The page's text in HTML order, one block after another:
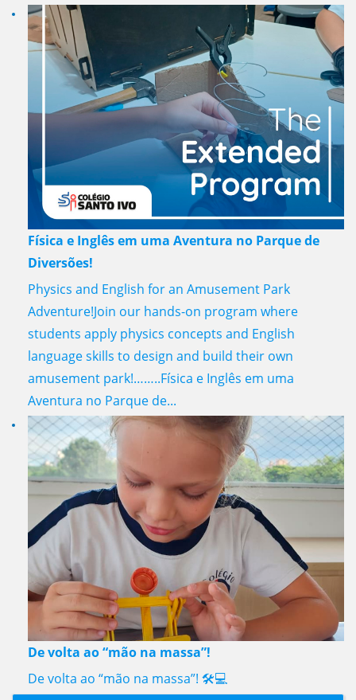
Física e Inglês em uma Aventura no Parque de
Diversões!
Physics and English for an Amusement Park
Adventure!Join our hands-on program where
students apply physics concepts and English
language skills to design and build their own
amusement park!……..Física e Inglês em uma
Aventura no Parque de...
De volta ao “mão na massa”!
De volta ao “mão na massa”! 🛠️💻